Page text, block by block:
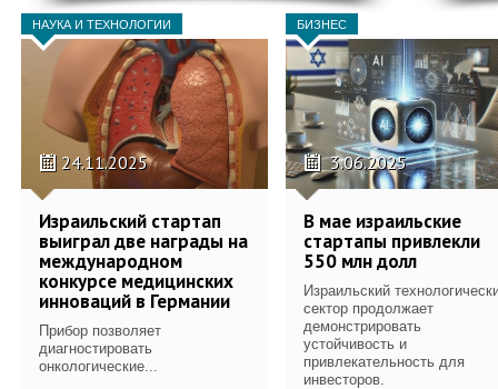
НАУКА И ТЕХНОЛОГИИ
24.11.2025
Израильский стартап
выиграл две награды на
международном
конкурсе медицинских
инноваций в Германии
Прибор позволяет
диагностировать
онкологические...
БИЗНЕС
3.06.2025
В мае израильские
стартапы привлекли
550 млн долл
Израильский
сектор продолжает
демонстрировать
устойчивость и
привлекательность для
инвесторов.